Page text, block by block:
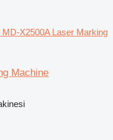
MD-X2500A Laser Marking
Machine